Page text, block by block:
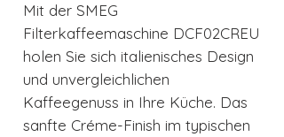
Mit der SMEG
Filterkaffeemaschine DCF02CREU
holen Sie sich italienisches Design
und unvergleichlichen
Kaffeegenuss in Ihre Küche. Das
sanfte Créme-Finish im typischen